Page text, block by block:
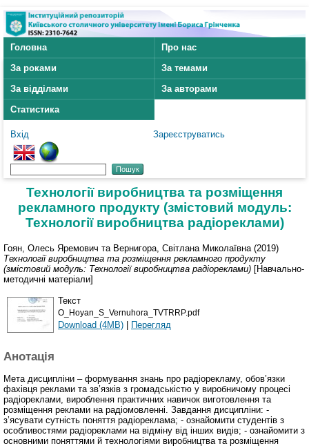
Головна
Про нас
За роками
За темами
За відділами
За авторами
Статистика
Вхід Зареєструватись
Технології виробництва та розміщення
рекламного продукту (змістовий модуль:
Технології виробництва радіореклами)
Гоян, Олесь Яремович та Вернигора, Світлана Миколаївна (2019)
Технології виробництва та розміщення рекламного продукту
(змістовий модуль: Технології виробництва радіореклами) [Навчально-
методичні матеріали]
Текст
O_Hoyan_S_Vernuhora_TVTRRP.pdf
Download (4MB) | Перегляд
Анотація
Мета дисципліни – формування знань про радіорекламу, обов’язки
фахівця реклами та зв’язків з громадськістю у виробничому процесі
радіореклами, вироблення практичних навичок виготовлення та
розміщення реклами на радіомовленні. Завдання дисципліни: -
з’ясувати сутність поняття радіореклама; - ознайомити студентів з
особливостями радіореклами на відміну від інших видів; - ознайомити з
основними поняттями й технологіями виробництва та розміщення